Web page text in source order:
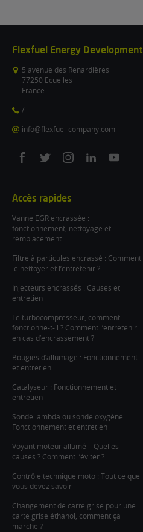
Flexfuel Energy Development
5 avenue des Renardières
77250 Ecuelles
France
/
info@flexfuel-company.com
On
On
On
On
On
Accès rapides
Vanne EGR encrassée :
fonctionnement, nettoyage et
remplacement
Filtre à particules encrassé : Comment
le nettoyer et l’entretenir ?
Injecteurs encrassés : Causes et
entretien
Le turbocompresseur, comment
fonctionne-t-il ? Comment l’entretenir
en cas d’encrassement ?
Bougies d’allumage : Fonctionnement
et entretien
Catalyseur : Fonctionnement et
entretien
Sonde lambda ou sonde oxygène :
Fonctionnement et entretien
Voyant moteur allumé – Quelles
causes ? Comment l’éviter ?
Contrôle technique moto : Tout ce que
vous devez savoir
Changement de carte grise pour une
carte grise éthanol, comment ça
marche ?